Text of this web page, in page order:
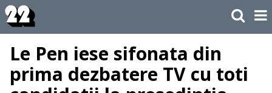
Le Pen iese sifonata din
prima dezbatere TV cu toti